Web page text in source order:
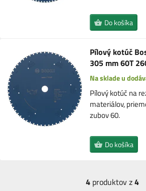
Do košíka
Pílový kotúč
305 mm 60T
Na sklade u
Pílový kotúč na
materiálov,
zubov 60.
Do košíka
4 produktov z4